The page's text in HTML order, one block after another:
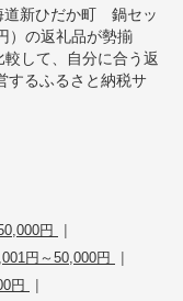
道新ひだか町 鍋セッ
）の返礼品が勢揃
して、自分に合う返
するふるさと納税サ
円 |
円～50,000円 |
円 |